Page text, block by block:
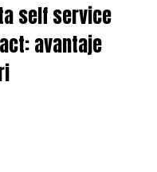
self service
avantaje